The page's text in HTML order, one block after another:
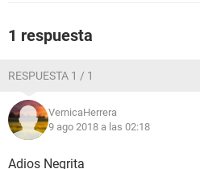
1 respuesta
RESPUESTA 1 / 1
VernicaHerrera
9 ago 2018 a las 02:18
Adios Negrita